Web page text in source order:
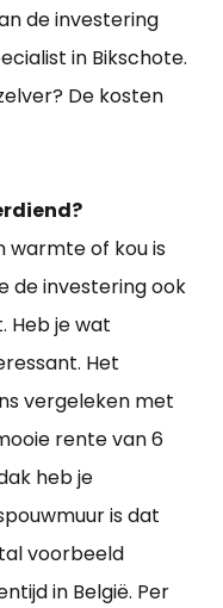
de investering
in Bikschote.
De kosten
warmte of kou is
de investering ook
Heb je wat
Het
vergeleken met
rente van 6
heb je
is dat
voorbeeld
in België. Per